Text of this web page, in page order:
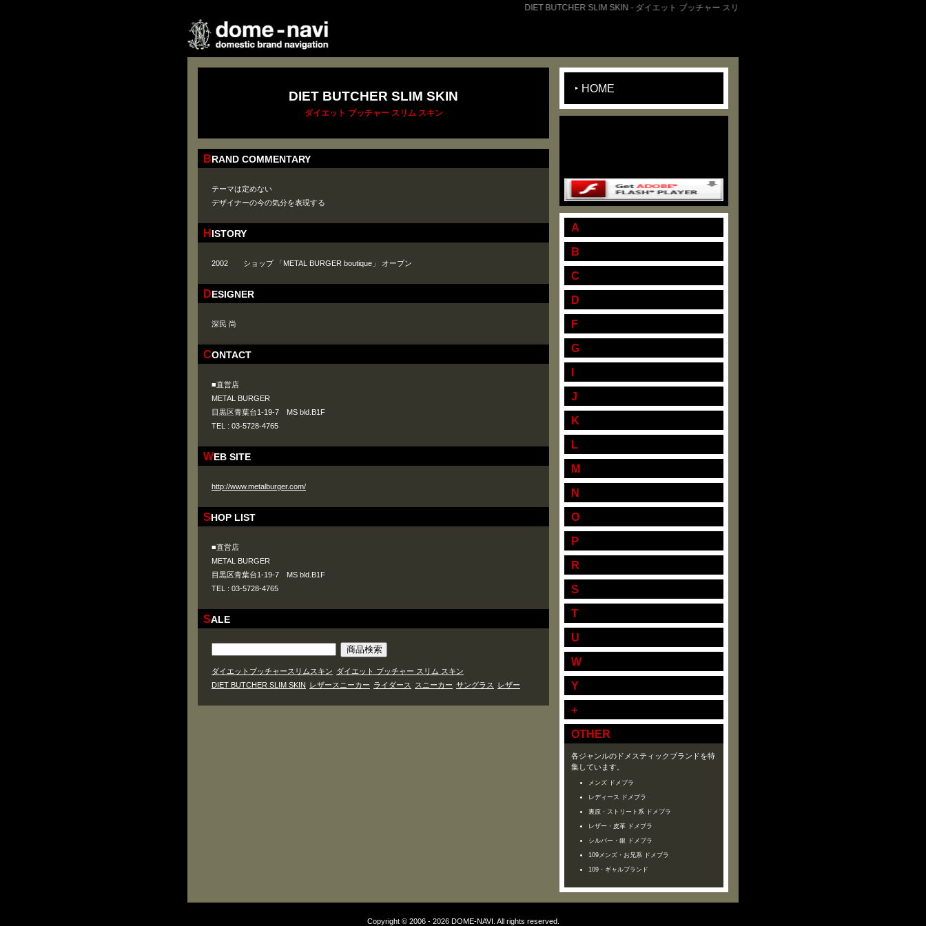
DIET BUTCHER SLIM SKIN - ダイエット ブッチャー スリム スキン 【ブランド ファッション 通販】
DIET BUTCHER SLIM SKIN
ダイエット ブッチャー スリム スキン
BRAND COMMENTARY
テーマは定めない
デザイナーの今の気分を表現する
HISTORY
2002 ショップ 「METAL BURGER boutique」 オープン
DESIGNER
深民 尚
CONTACT
■直営店
METAL BURGER
目黒区青葉台1-19-7 MS bld.B1F
TEL : 03-5728-4765
WEB SITE
http://www.metalburger.com/
SHOP LIST
■直営店
METAL BURGER
目黒区青葉台1-19-7 MS bld.B1F
TEL : 03-5728-4765
SALE
ダイエットブッチャースリムスキン ダイエット ブッチャー スリム スキン
DIET BUTCHER SLIM SKIN レザースニーカー ライダース スニーカー サングラス レザー
HOME
A
B
C
D
F
G
J
K
L
M
N
O
P
R
S
T
U
W
Y
+
OTHER
各ジャンルのドメスティックブランドを特
集しています。
メンズ ドメブラ
レディース ドメブラ
裏原・ストリート系 ドメブラ
レザー・皮革 ドメブラ
シルバー・銀 ドメブラ
109メンズ・お兄系 ドメブラ
109・ギャルブランド
Copyright © 2006 - 2026 DOME-NAVI. All rights reserved.